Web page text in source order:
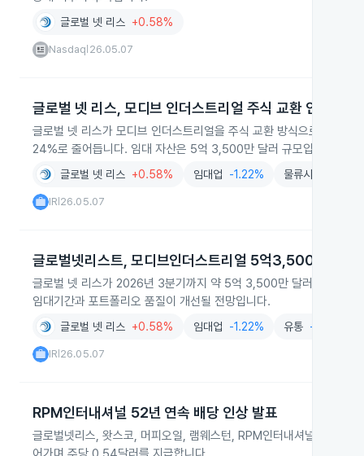
글로벌 넷 리스 +0.58%
Nasdaq 26.05.07
글로벌 넷 리스, 모디브 인더스트리얼 주식 교환 인수 계획
글로벌 넷 리스가 모디브 인더스트리얼을 주식 교환 방식으로 인수
24%로 줄어듭니다. 임대 자산은 5억 3,500만 달러 규모입니다.
글로벌 넷 리스 +0.58% 임대업 -1.22% 물류시설
IR 26.05.07
글로벌넷리스트, 모디브인더스트리얼 5억3,500만 달러
글로벌 넷 리스가 2026년 3분기까지 약 5억 3,500만 달러 규모로
임대기간과 포트폴리오 품질이 개선될 전망입니다.
글로벌 넷 리스 +0.58% 임대업 -1.22% 유통 -2.11%
IR 26.05.07
RPM인터내셔널 52년 연속 배당 인상 발표
글로벌넷리스, 왓스코, 머피오일, 램웨스턴, RPM인터내셔널 등 미